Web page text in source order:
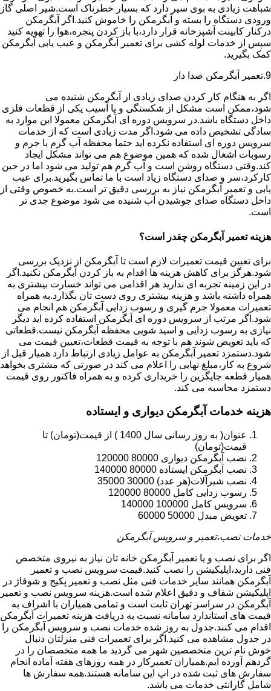
شباهت زیادی به بوی سیر دارد که بسیار خطرناک است.شیر اصلی گاز
ورودی دستگاه را بسته و آبگرمکن را خاموش کنید.اگر آبگرمکن
درکنار کابینت آشپزخانه قرار دارد،با باز کردن پنجره،هوا را تهویه کنید
سپس از خدمات لوله کشی برای تعمیر آبگرمکن و عیب یابی آبگرمکن
کمک بگیرید.
9.تعمیر آبگرمکن صدا دار
اگر به هنگام کار کردن صدای زیادی از آبگرمکن شنیده می
شود،ممکن است مشکل از شکستگی و یا آسیب یکی از قطعات فلزی
داخل دستگاه باشد.در سرویس دوره ای آبگرمکن معمولا این موارد به
سادگی تشخیص داده می شود.اگر مدت زیادی است که از خدمات
سرویس دوره ای استفاده نکرده اید حتما محفظه آب گرم با جرم و
رسوبات اشغال شده که همین موضوع هم می تواند مشکل ایجاد
کند.وقتی دستگاه روشن است و آب گرم هم تولید می شود اما در حین
کارکرد،سر و صدای دستگاه زیاد است با ما تماس بگیرید.برای عیب
یابی و تعمیر آبگرمکن نیاز به بررسی دقیق تر است.به خصوص وقتی از
داخل دستگاه صدای جوشیدن آب شنیده می شود موضوع جدی تر
است.
هزینه تعمیر آبگرمکن چقدر است؟
برای تعیین قیمت تعمیرات لازم است تا آبگرمکن از نزدیک بررسی
شود.هرگز برای کاهش هزینه ها اقدام به باز کردن آبگرمکن نکنید.اگر
در این زمینه تجربه ای ندارید هر اقدامی می تواند خسارت بیشتری به
همراه داشته باشد و هزینه بیشتری روی دست تان بگذارد.به همراه
تعمیرات معمولا جرم گیری و رسوب زدایی آبگرمکن هم انجام می
شود.اگر مرتب از سرویس دوره ای آبگرمکن استفاده کرده اید دیگر
نیازی به رسوب زدایی و اسید شویی محفظه آبگرمکن نیست.قطعاتی
که باید تعویض شوند هم با توجه به قیمت قطعات،تعیین قیمت می
شود.دستمزد تعمیر آبگرمکن به عوامل زیادی ارتباط دارد همیار قبل از
شروع به کار،مبلغ نهایی را اعلام می کند در صورتی که مشتری بخواهد
همیار قطعه جایگزین را خریداری کرده و به همراه فاکتور روی قیمت
دستمزد محاسبه می کند.
هزینه خدمات آبگرمکن دیواری و ایستاده
عنوان( به روز رسانی سال 1400 ) از قیمت(تومان) تا
قیمت(تومان)
نصب آبگرمکن دیواری 80000 120000
نصب آبگرمکن ایستاده 80000 140000
نصب شیرآلات(هر عدد) 30000 35000
رسوب زدایی کامل 80000 120000
سرویس کامل 100000 140000
تعویض مبدل 50000 60000
خدمات نصب،تعمیر و سرویس آبگرمکن
اگر برای نصب و یا تعمیر آبگرمکن خانه تان نیاز به نیروی متخصص
فنی دارید،اپلیکیشن را نصب کنید.قیمت سرویس نصب و تعمیر
آبگرمکن همانند سایر خدمات فنی مثل نصب و تعمیر پکیج و شوفاژ در
اپلیکیشن شفاف و دقیق اعلام شده است.هزینه سرویس نصب و تعمیر
آبگرمکن در سراسر تهران ثابت است و تمامی همیاران با اشراف به
قیمت های استاندارد سامانه نسبت به دریافت هزینه تعمیرات آبگرمکن
اقدام می کنند.جدول به روز شده خدمات نصب و سرویس آبگرمکن را
در جدول مشاهده می کنید.اگر برای تعمیرات فنی منزلتان دنبال
خوش نام ترین متخصصین شهر می گردید ما همه متخصصان را در
گردهم آورده ایم.همیاران تعمیرکار در همه روزهای هفته آماده انجام
سفارش های ثبت شده در اپ این سامانه هستند.همه سفارش ها
شامل گارانتی خدمات می باشد.